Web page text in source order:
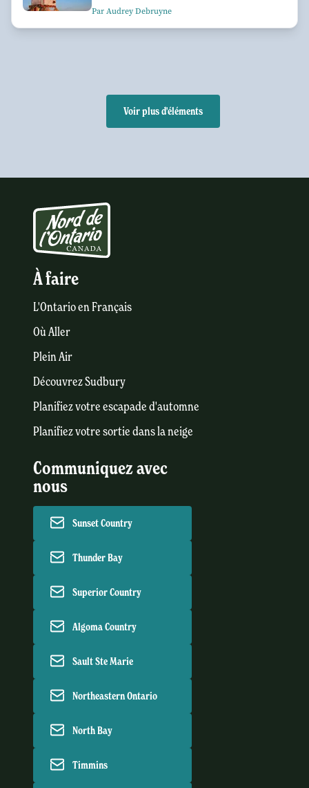
Par Audrey Debruyne
Voir plus d'éléments
À faire
L'Ontario en Français
Où Aller
Plein Air
Découvrez Sudbury
Planifiez votre escapade d'automne
Planifiez votre sortie dans la neige
Communiquez avec
nous
Sunset Country
Thunder Bay
Superior Country
Algoma Country
Sault Ste Marie
Northeastern Ontario
North Bay
Timmins